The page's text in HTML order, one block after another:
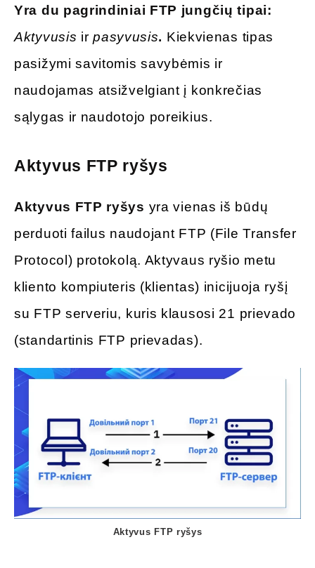
Yra du pagrindiniai FTP jungčių tipai:
Aktyvusis irpasyvusis. Kiekvienas tipas
pasižymi savitomis savybėmis ir
naudojamas atsižvelgiant į konkrečias
sąlygas ir naudotojo poreikius.
Aktyvus FTP ryšys
Aktyvus FTP ryšys yra vienas iš būdų
perduoti failus naudojant FTP (File Transfer
Protocol) protokolą. Aktyvaus ryšio metu
kliento kompiuteris (klientas) inicijuoja ryšį
su FTP serveriu, kuris klausosi 21 prievado
(standartinis FTP prievadas).
Aktyvus FTP ryšys